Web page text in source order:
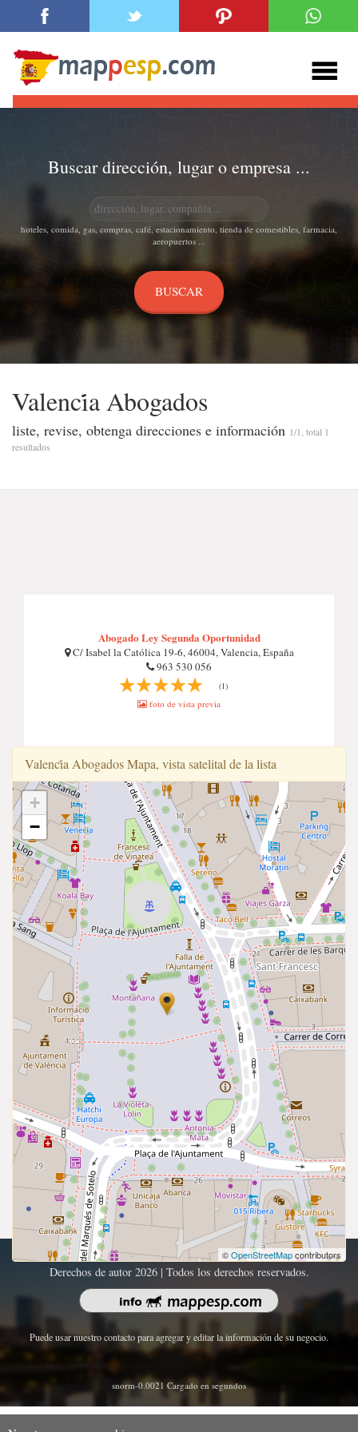
Buscar dirección, lugar o empresa ...
hoteles, comida, gas, compras, café, estacionamiento, tienda de comestibles, farmacia,
aeropuertos ...
Valenci̇̇a Abogados
liste, revise, obtenga direcciones e información 1/1, total 1
resultados
Abogado Ley Segunda Oportunidad
C/ Isabel la Católica 19-6, 46004, Valencia, España
963 530 056
(1)
foto de vista previa
Valenci̇̇a Abogados Mapa, vista satelital de la lista
+
−
©OpenStreetMapcontributors
Derechos de autor 2026 | Todos los derechos reservados.
Puede usar nuestro contacto para agregar y editar la información de su negocio.
snorm-0.0021 Cargado en segundos